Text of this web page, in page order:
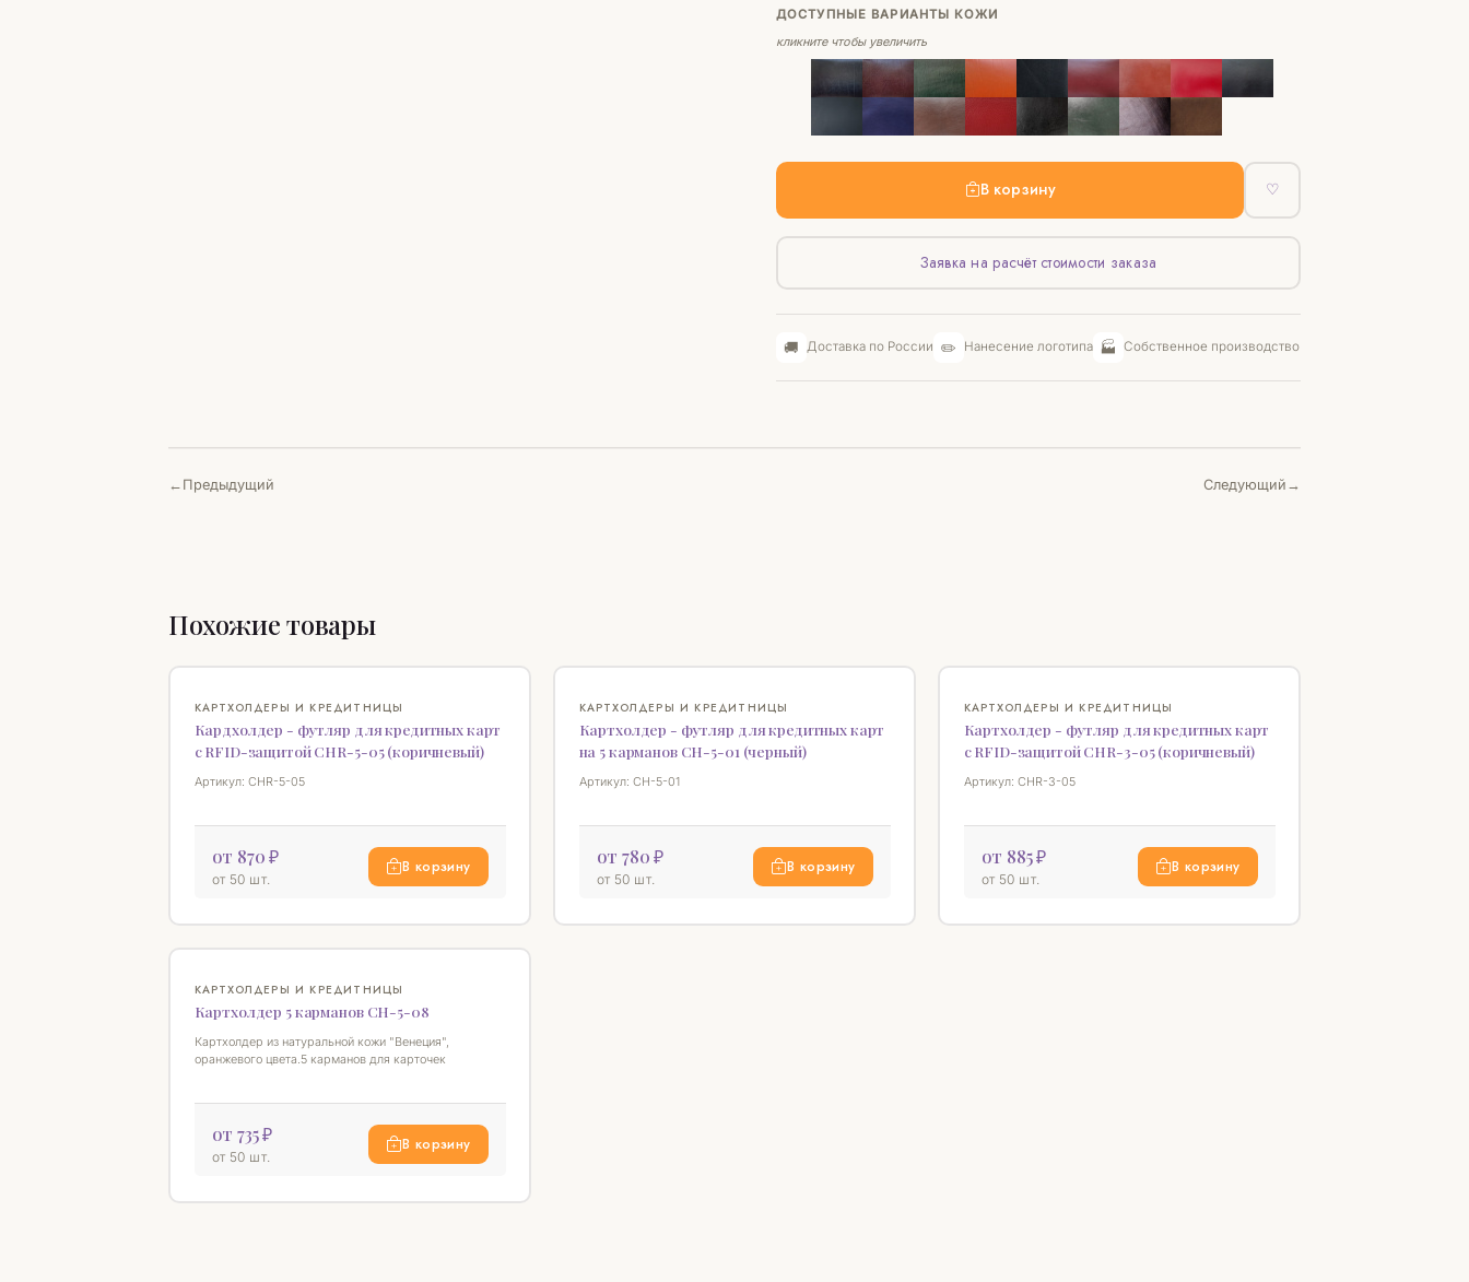
ДОСТУПНЫЕ ВАРИАНТЫ КОЖИ
кликните чтобы увеличить
В корзину ♡
Заявка на расчёт стоимости заказа
🚚 Доставка по России ✏️ Нанесение логотипа 🏭 Собственное производство
Предыдущий Следующий
Похожие товары
КАРТХОЛДЕРЫ И КРЕДИТНИЦЫ
Кардхолдер - футляр для кредитных карт
с RFID-защитой CHR-5-05 (коричневый)
Артикул: CHR-5-05
от 870 ₽
от 50 шт.
В корзину
КАРТХОЛДЕРЫ И КРЕДИТНИЦЫ
Картхолдер - футляр для кредитных карт
на 5 карманов СН-5-01 (черный)
Артикул: СН-5-01
от 780 ₽
от 50 шт.
В корзину
КАРТХОЛДЕРЫ И КРЕДИТНИЦЫ
Картхолдер - футляр для кредитных карт
с RFID-защитой CHR-3-05 (коричневый)
Артикул: CHR-3-05
от 885 ₽
от 50 шт.
В корзину
КАРТХОЛДЕРЫ И КРЕДИТНИЦЫ
Картхолдер 5 карманов СН-5-08
Картхолдер из натуральной кожи "Венеция",
оранжевого цвета.5 карманов для карточек
от 735 ₽
от 50 шт.
В корзину